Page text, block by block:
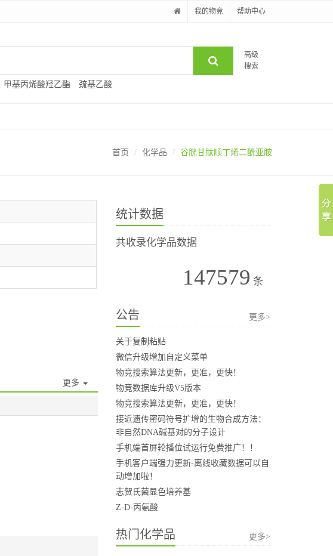
我的物竞 帮助中心
高级
搜索
甲基丙烯酸羟乙酯 巯基乙酸
首页 化学品 谷胱甘肽顺丁烯二酰亚胺
更多
统计数据
共收录化学品数据
147579 条
公告 更多>
关于复制粘贴
微信升级增加自定义菜单
物竞搜索算法更新，更准，更快！
物竞数据库升级V5版本
物竞搜索算法更新，更准，更快！
接近遗传密码符号扩增的生物合成方法：
非自然DNA碱基对的分子设计
手机端首屏轮播位试运行免费推广！！
手机客户端强力更新-离线收藏数据可以自
动增加啦！
志贺氏菌显色培养基
Z-D-丙氨酸
热门化学品 更多>